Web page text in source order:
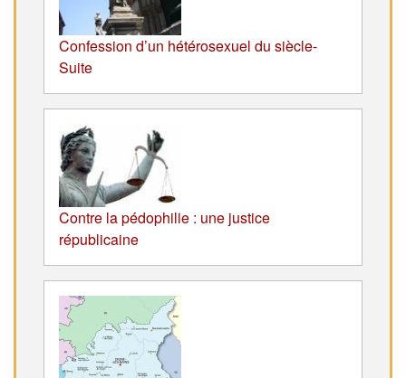
Confession d’un hétérosexuel du siècle-
Suite
Contre la pédophilie : une justice
républicaine